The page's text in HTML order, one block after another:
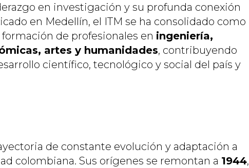
en investigación y su profunda conexión
en Medellín, el ITM se ha consolidado como
de profesionales en ingeniería,
artes y humanidades, contribuyendo
científico, tecnológico y social del país y
de constante evolución y adaptación a
colombiana. Sus orígenes se remontan a 1944,